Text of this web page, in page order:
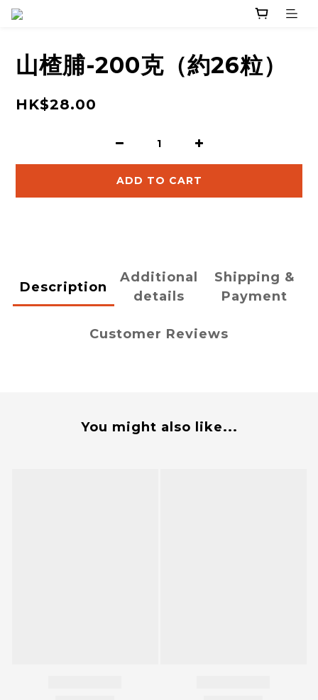
山楂脯-200克（約26粒）
HK$28.00
ADD TO CART
Description
Additional
details
Shipping &
Payment
Customer Reviews
You might also like...